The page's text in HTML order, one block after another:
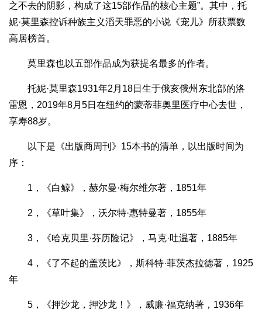
之不去的阴影，构成了这15部作品的核心主题”。其中，托
妮·莫里森控诉种族主义滔天罪恶的小说《宠儿》所获票数
高居榜首。
莫里森也以五部作品成为获提名最多的作者。
托妮·莫里森1931年2月18日生于俄亥俄州东北部的洛
雷恩，2019年8月5日在纽约的蒙蒂菲奥里医疗中心去世，
享寿88岁。
以下是《出版商周刊》15本书的清单，以出版时间为
序：
1，《白鲸》，赫尔曼·梅尔维尔著，1851年
2，《草叶集》，沃尔特·惠特曼著，1855年
3，《哈克贝里·芬历险记》，马克·吐温著，1885年
4，《了不起的盖茨比》，斯科特·菲茨杰拉德著，1925
年
5，《押沙龙，押沙龙！》，威廉·福克纳著，1936年